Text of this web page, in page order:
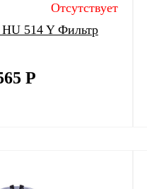
Отсутствует
514 Y Фильтр
Р